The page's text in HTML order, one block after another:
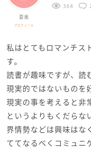
夏美
プロフィール
364
私はとてもロマンチス
す。
読書が趣味ですが、読
現実的ではないものを
現実の事を考えると非
というよりもくだらな
界情勢などは興味はな
ててなるべくコミュニ